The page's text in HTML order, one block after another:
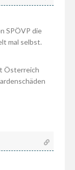
SPÖVP die
mal selbst.
Österreich